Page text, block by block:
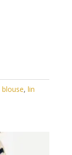
blouse, lin